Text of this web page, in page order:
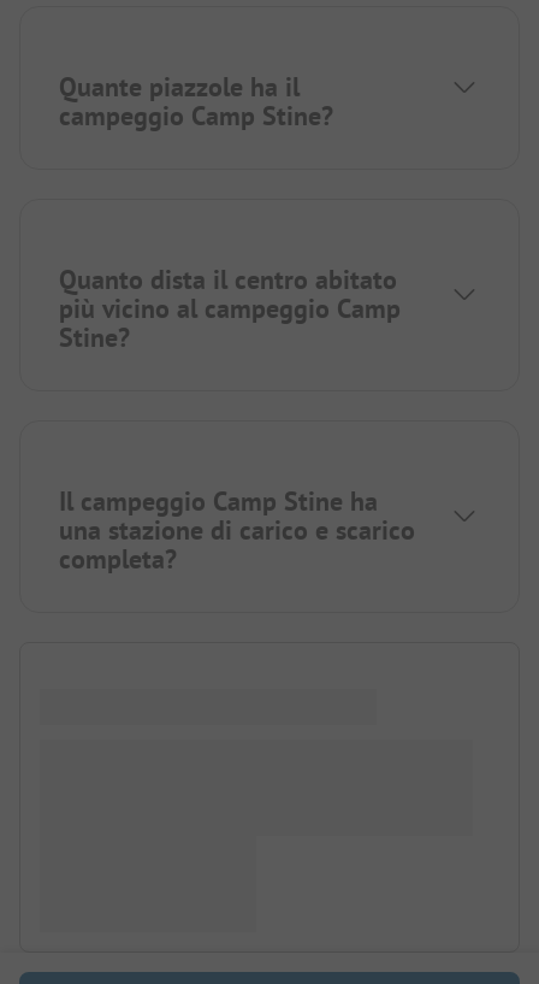
Quante piazzole ha il
campeggio Camp Stine?
Quanto dista il centro abitato
più vicino al campeggio Camp
Stine?
Il campeggio Camp Stine ha
una stazione di carico e scarico
completa?